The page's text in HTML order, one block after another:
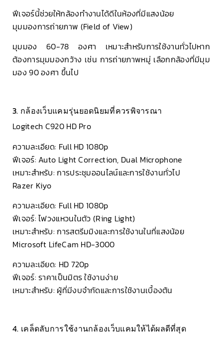
ฟีเจอร์นี้ช่วยให้กล้องทำงานได้ดีในห้องที่มีแสงน้อย
มุมมองการถ่ายภาพ (Field of View)
มุมมอง 60-78 องศา เหมาะสำหรับการใช้งานทั่วไปหาก
ต้องการมุมมองกว้าง เช่น การถ่ายภาพหมู่ เลือกกล้องที่มีมุม
มอง 90 องศา ขึ้นไป
3. กล้องเว็บแคมรุ่นยอดนิยมที่ควรพิจารณา
Logitech C920 HD Pro
ความละเอียด: Full HD 1080p
ฟีเจอร์: Auto Light Correction, Dual Microphone
เหมาะสำหรับ: การประชุมออนไลน์และการใช้งานทั่วไป
Razer Kiyo
ความละเอียด: Full HD 1080p
ฟีเจอร์: ไฟวงแหวนในตัว (Ring Light)
เหมาะสำหรับ: การสตรีมมิงและการใช้งานในที่แสงน้อย
Microsoft LifeCam HD-3000
ความละเอียด: HD 720p
ฟีเจอร์: ราคาเป็นมิตร ใช้งานง่าย
เหมาะสำหรับ: ผู้ที่มีงบจำกัดและการใช้งานเบื้องต้น
4. เคล็ดลับการใช้งานกล้องเว็บแคมให้ได้ผลดีที่สุด